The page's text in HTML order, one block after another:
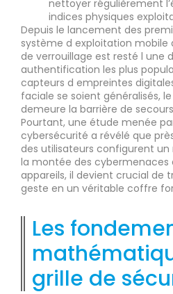
nettoyer régulièrement
indices physiques
Depuis le lancement des
système d exploitation mobile
de verrouillage est resté l une
authentification les plus
capteurs d empreintes
faciale se soient généralisés,
demeure la barrière de
Pourtant, une étude menée
cybersécurité a révélé que
des utilisateurs configurent un
la montée des cybermenaces
appareils, il devient crucial de
geste en un véritable coffre
Les
grille de